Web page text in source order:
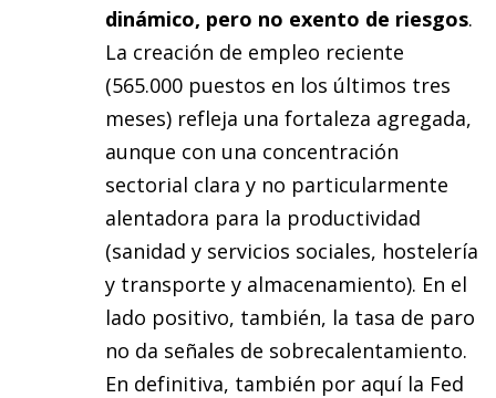
dinámico, pero no exento de riesgos.
La creación de empleo reciente
(565.000 puestos en los últimos tres
meses) refleja una fortaleza agregada,
aunque con una concentración
sectorial clara y no particularmente
alentadora para la productividad
(sanidad y servicios sociales, hostelería
y transporte y almacenamiento). En el
lado positivo, también, la tasa de paro
no da señales de sobrecalentamiento.
En definitiva, también por aquí la Fed